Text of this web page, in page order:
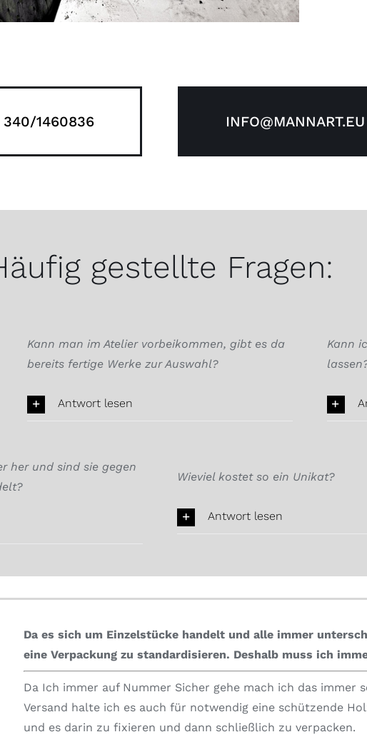
1460836 INFO@MANNART.EU
gestellte Fragen:
Kann man im Atelier vorbeikommen, gibt es da
bereits fertige Werke zur Auswahl?
Antwort lesen
Kann
her und sind sie gegen
Wieviel kostet so ein Unikat?
Antwort lesen
Da es sich um Einzelstücke handelt und alle immer
eine Verpackung zu standardisieren. Deshalb muss ich
Da Ich immer auf Nummer Sicher gehe mach ich das immer
Versand halte ich es auch für notwendig eine schützende
und es darin zu fixieren und dann schließlich zu verpacken.